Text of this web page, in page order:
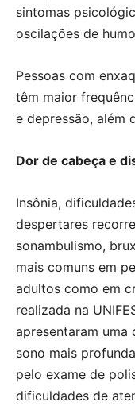
sintomas
oscilações de
Pessoas com
têm maior
e depressão, além
Dor de cabeça e
Insônia,
despertares
sonambulismo,
mais comuns em
adultos como em
realizada na
apresentaram uma
sono mais
pelo exame de
dificuldades de